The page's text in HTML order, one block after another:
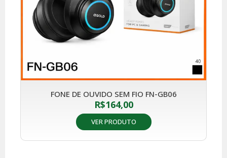
FONE DE OUVIDO SEM FIO FN-GB06
R$164,00
VER PRODUTO